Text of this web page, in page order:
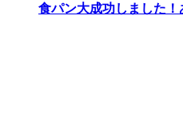
食パン大成功しました！